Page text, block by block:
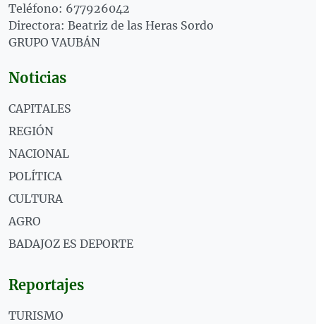
Teléfono: 677926042
Directora: Beatriz de las Heras Sordo
GRUPO VAUBÁN
Noticias
CAPITALES
REGIÓN
NACIONAL
POLÍTICA
CULTURA
AGRO
BADAJOZ ES DEPORTE
Reportajes
TURISMO